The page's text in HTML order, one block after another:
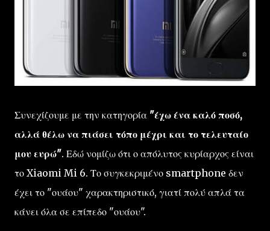
Συνεχίζουμε με την κατηγορία "έχω ένα καλό ποσό,
αλλά θέλω να πιάσει τόπο μέχρι και το τελευταίο
μου ευρώ". Εδώ νομίζω ότι ο απόλυτος κυρίαρχος είναι
το Xiaomi Mi 6. Το συγκεκριμένο smartphone δεν
έχει το "ουάου" χαρακτηριστικό, γιατί πολύ απλά τα
κάνει όλα σε επίπεδο "ουάου".